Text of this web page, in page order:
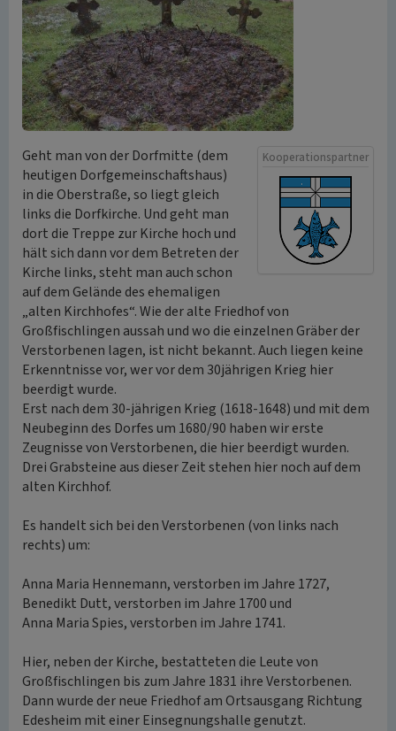
Kooperationspartner
Geht man von der Dorfmitte (dem
heutigen Dorfgemeinschaftshaus)
in die Oberstraße, so liegt gleich
links die Dorfkirche. Und geht man
dort die Treppe zur Kirche hoch und
hält sich dann vor dem Betreten der
Kirche links, steht man auch schon
auf dem Gelände des ehemaligen
„alten Kirchhofes“. Wie der alte Friedhof von
Großfischlingen aussah und wo die einzelnen Gräber der
Verstorbenen lagen, ist nicht bekannt. Auch liegen keine
Erkenntnisse vor, wer vor dem 30jährigen Krieg hier
beerdigt wurde.
Erst nach dem 30-jährigen Krieg (1618-1648) und mit dem
Neubeginn des Dorfes um 1680/90 haben wir erste
Zeugnisse von Verstorbenen, die hier beerdigt wurden.
Drei Grabsteine aus dieser Zeit stehen hier noch auf dem
alten Kirchhof.
Es handelt sich bei den Verstorbenen (von links nach
rechts) um:
Anna Maria Hennemann, verstorben im Jahre 1727,
Benedikt Dutt, verstorben im Jahre 1700 und
Anna Maria Spies, verstorben im Jahre 1741.
Hier, neben der Kirche, bestatteten die Leute von
Großfischlingen bis zum Jahre 1831 ihre Verstorbenen.
Dann wurde der neue Friedhof am Ortsausgang Richtung
Edesheim mit einer Einsegnungshalle genutzt.